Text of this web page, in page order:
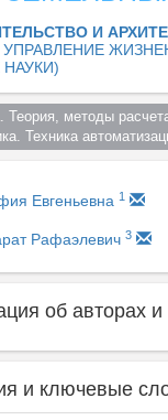
И
УПРАВЛЕНИЕ
методы
Техника
Евгеньевна 1
Рафаэлевич 3
об авторах и
и ключевые